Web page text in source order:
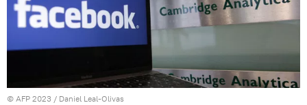
© AFP 2023 / Daniel Leal-Olivas